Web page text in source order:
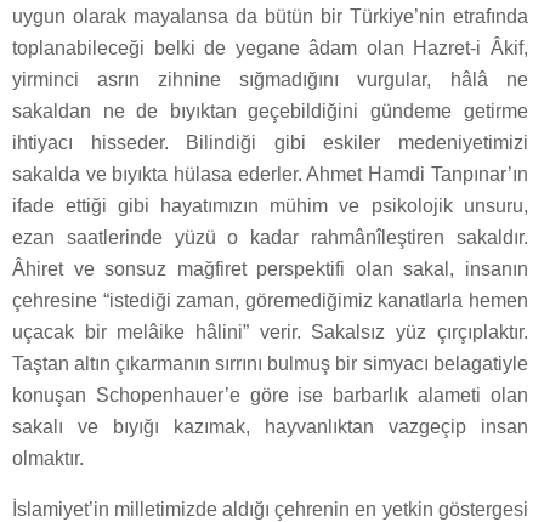
uygun olarak mayalansa da bütün bir Türkiye’nin etrafında
toplanabileceği belki de yegane âdam olan Hazret-i Âkif,
yirminci asrın zihnine sığmadığını vurgular, hâlâ ne
sakaldan ne de bıyıktan geçebildiğini gündeme getirme
ihtiyacı hisseder. Bilindiği gibi eskiler medeniyetimizi
sakalda ve bıyıkta hülasa ederler. Ahmet Hamdi Tanpınar’ın
ifade ettiği gibi hayatımızın mühim ve psikolojik unsuru,
ezan saatlerinde yüzü o kadar rahmânîleştiren sakaldır.
Âhiret ve sonsuz mağfiret perspektifi olan sakal, insanın
çehresine “istediği zaman, göremediğimiz kanatlarla hemen
uçacak bir melâike hâlini” verir. Sakalsız yüz çırçıplaktır.
Taştan altın çıkarmanın sırrını bulmuş bir simyacı belagatiyle
konuşan Schopenhauer’e göre ise barbarlık alameti olan
sakalı ve bıyığı kazımak, hayvanlıktan vazgeçip insan
olmaktır.
İslamiyet’in milletimizde aldığı çehrenin en yetkin göstergesi